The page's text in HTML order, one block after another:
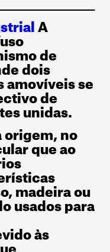
A
de
dois
se
de
unidas.
origem, no
que ao
madeira ou
usados para
às